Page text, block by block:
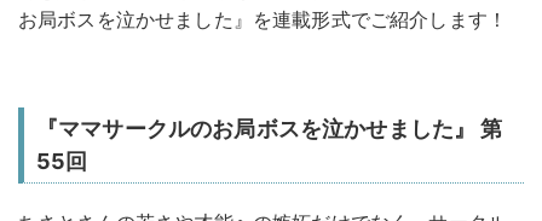
お局ボスを泣かせました』を連載形式でご紹介します！
『ママサークルのお局ボスを泣かせました』 第
55回